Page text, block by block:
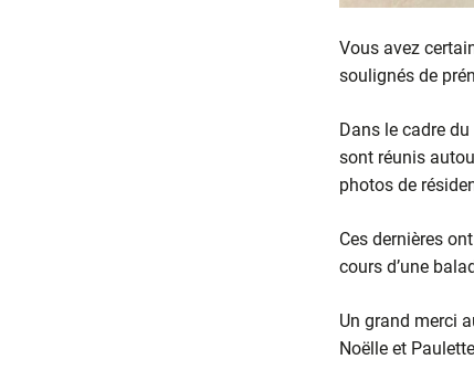
Vous avez
soulignés de
Dans le cadre
sont réunis
photos de
Ces dernières
cours d’une
Un grand merci
Noëlle et